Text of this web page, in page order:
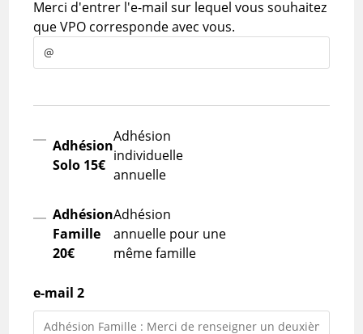
Merci d'entrer l'e-mail sur lequel vous souhaitez
que VPO corresponde avec vous.
Adhésion
Solo 15€
Adhésion
individuelle
annuelle
Adhésion
Famille
20€
Adhésion
annuelle pour une
même famille
e-mail 2